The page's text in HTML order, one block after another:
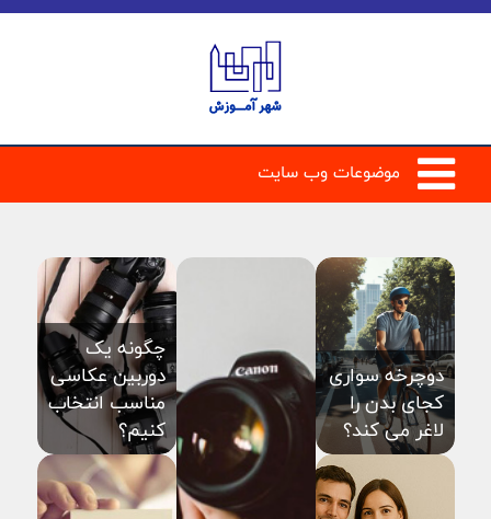
موضوعات وب سایت
دوچرخه سواری
کجای بدن را
لاغر می کند؟
چگونه یک
دوربین عکاسی
مناسب انتخاب
کنیم؟